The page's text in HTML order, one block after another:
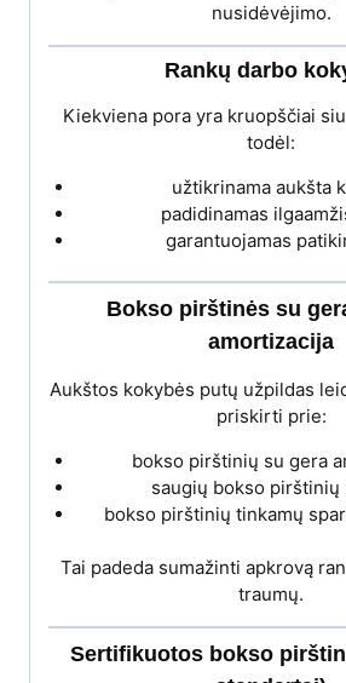
nusidėvėjimo.
Rankų darbo
Kiekviena pora yra kruopščiai
todėl:
užtikrinama aukšta
padidinamas
garantuojamas
Bokso pirštinės su
amortizacija
Aukštos kokybės putų užpildas
priskirti prie:
bokso pirštinių su gera
saugių bokso pirštinių
bokso pirštinių tinkamų
Tai padeda sumažinti apkrovą
traumų.
Sertifikuotos bokso